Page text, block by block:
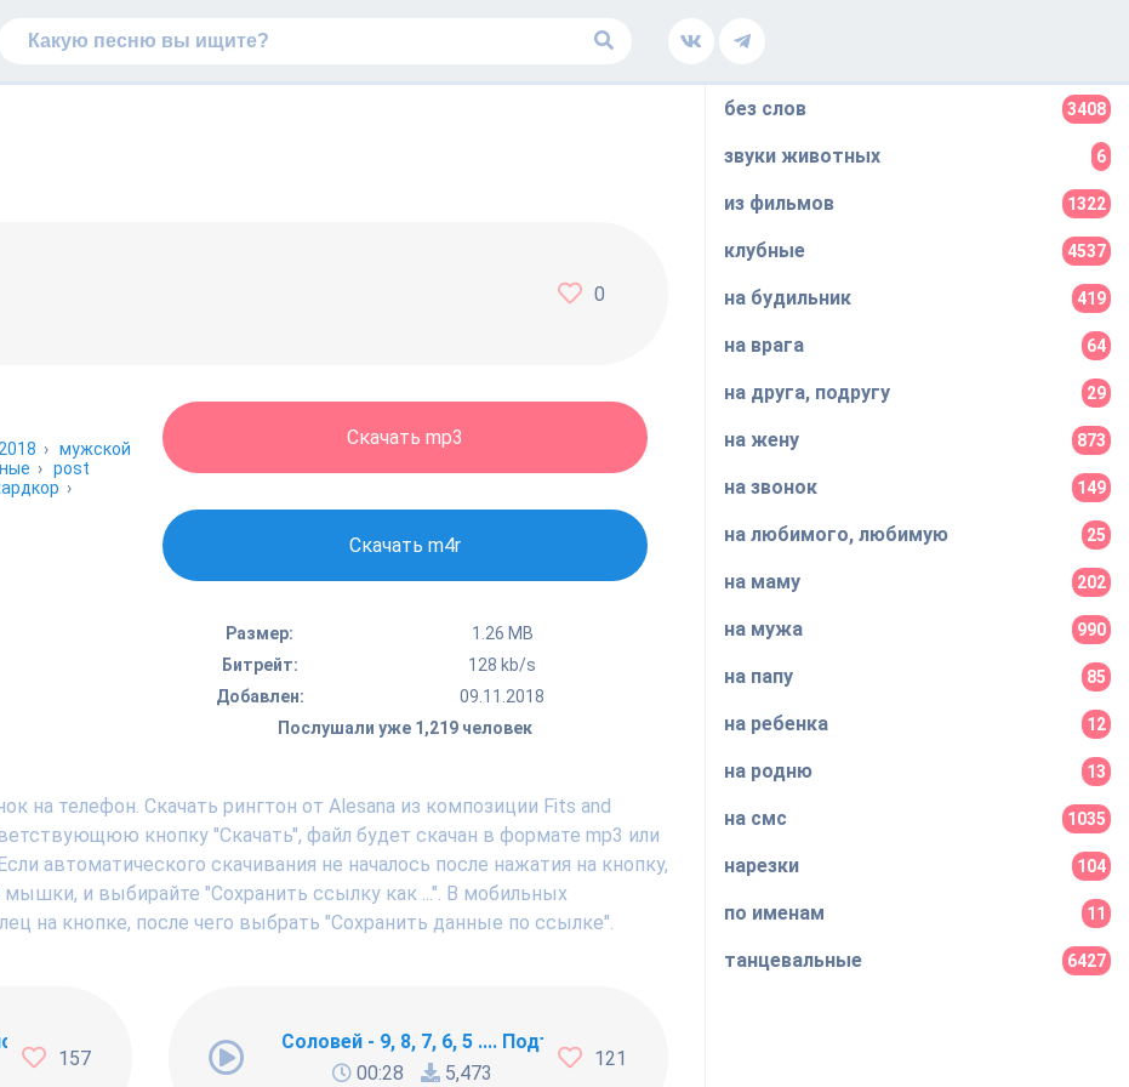
0
2018 › мужской
› post
›
Скачать mp3
Скачать m4r
Размер:
1.26 MB
Битрейт:
128 kb/s
Добавлен:
09.11.2018
Послушали уже 1,219 человек
на телефон. Скачать рингтон от Alesana из композиции Fits and
кнопку "Скачать", файл будет скачан в формате mp3 или
автоматического скачивания не началось после нажатия на кнопку,
и выбирайте "Сохранить ссылку как ...". В мобильных
на кнопке, после чего выбрать "Сохранить данные по ссылке".
Newbie
157
Соловей - 9, 8, 7, 6, 5 .... Подъём !!!
00:28
5,473
121
без слов 3408
звуки животных 6
из фильмов 1322
клубные 4537
на будильник 419
на врага 64
на друга, подругу 29
на жену 873
на звонок 149
на любимого, любимую 25
на маму 202
на мужа 990
на папу 85
на ребенка 12
на родню 13
на смс 1035
нарезки 104
по именам 11
танцевальные 6427